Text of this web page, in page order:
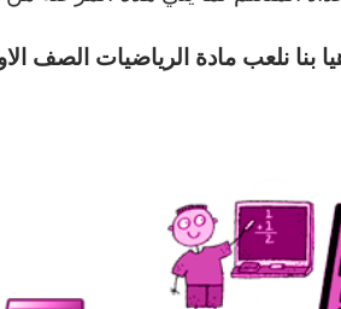
نلعب مادة الرياضيات الصف